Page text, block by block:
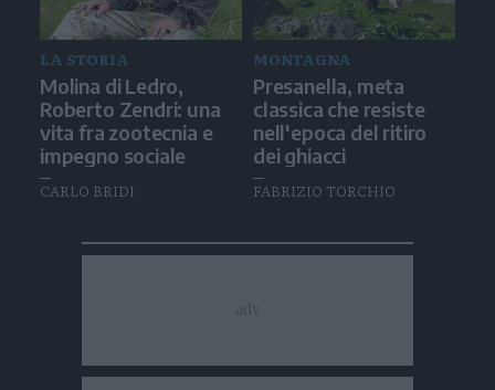
LA STORIA
Molina di Ledro,
Roberto Zendri: una
vita fra zootecnia e
impegno sociale
CARLO BRIDI
MONTAGNA
Presanella, meta
classica che resiste
nell'epoca del ritiro
dei ghiacci
FABRIZIO TORCHIO